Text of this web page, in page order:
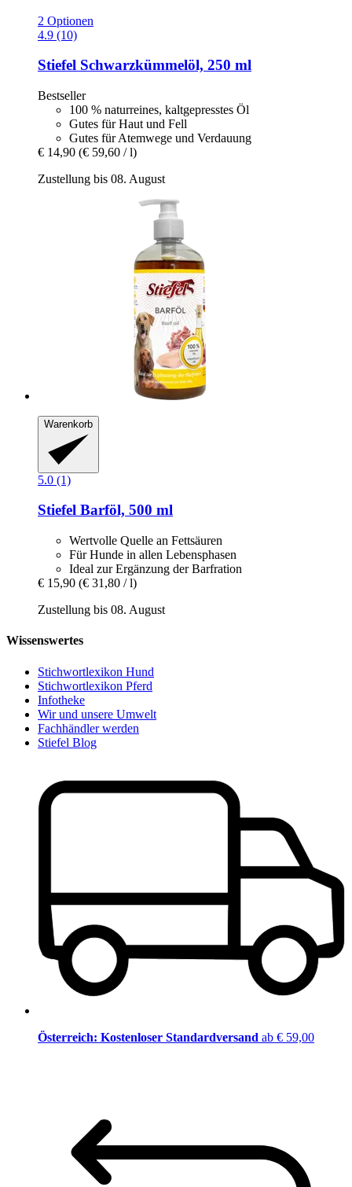
2 Optionen
4.9 (10)
Stiefel Schwarzkümmelöl, 250 ml
Bestseller
100 % naturreines, kaltgepresstes Öl
Gutes für Haut und Fell
Gutes für Atemwege und Verdauung
€ 14,90 (€ 59,60 / l)
Zustellung bis 08. August
Warenkorb
5.0 (1)
Stiefel Barföl, 500 ml
Wertvolle Quelle an Fettsäuren
Für Hunde in allen Lebensphasen
Ideal zur Ergänzung der Barfration
€ 15,90 (€ 31,80 / l)
Zustellung bis 08. August
Wissenswertes
Stichwortlexikon Hund
Stichwortlexikon Pferd
Infotheke
Wir und unsere Umwelt
Fachhändler werden
Stiefel Blog
Österreich: Kostenloser Standardversand ab € 59,00